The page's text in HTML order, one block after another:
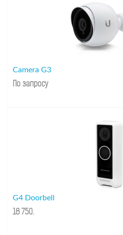
Camera G3
По запросу
G4 Doorbell
18 750.